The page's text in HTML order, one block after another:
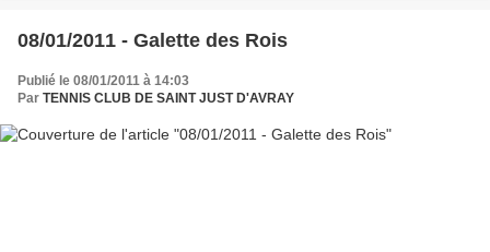
08/01/2011 - Galette des Rois
Publié le 08/01/2011 à 14:03
Par TENNIS CLUB DE SAINT JUST D'AVRAY